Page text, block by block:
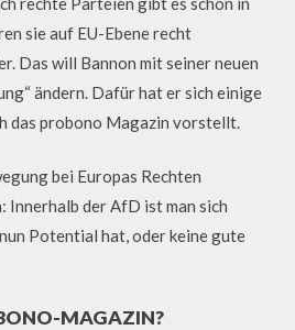
sie auf EU-Ebene recht
Das will Bannon mit seiner neuen
ändern. Dafür hat er sich einige
das probono Magazin vorstellt.
bei Europas Rechten
Innerhalb der AfD ist man sich
Potential hat, oder keine gute
MAGAZIN?